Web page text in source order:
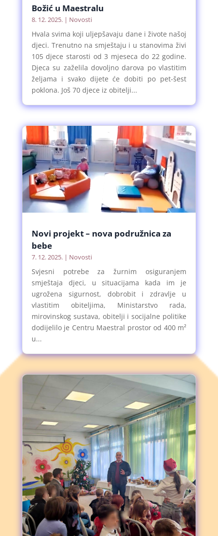
Božić u Maestralu
8. 12. 2025.| Novosti
Hvala svima koji uljepšavaju dane i živote našoj
djeci. Trenutno na smještaju i u stanovima živi
105 djece starosti od 3 mjeseca do 22 godine.
Djeca su zaželila dovoljno darova po vlastitim
željama i svako dijete će dobiti po pet-šest
poklona. Još 70 djece iz obitelji...
Novi projekt – nova podružnica za
bebe
7. 12. 2025.| Novosti
Svjesni potrebe za žurnim osiguranjem
smještaja djeci, u situacijama kada im je
ugrožena sigurnost, dobrobit i zdravlje u
vlastitim obiteljima, Ministarstvo rada,
mirovinskog sustava, obitelji i socijalne politike
dodijelilo je Centru Maestral prostor od 400 m²
u...